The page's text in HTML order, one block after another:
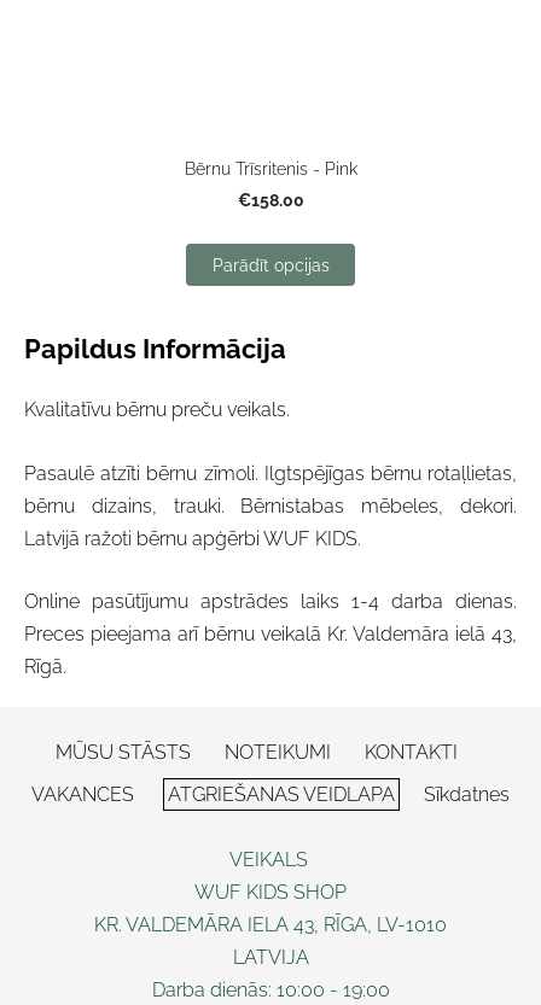
Papildus Informācija
Kvalitatīvu bērnu preču veikals.
Pasaulē atzīti bērnu zīmoli. Ilgtspējīgas bērnu rotaļlietas,
bērnu dizains, trauki. Bērnistabas mēbeles, dekori.
Latvijā ražoti bērnu apģērbi WUF KIDS.
Online pasūtījumu apstrādes laiks 1-4 darba dienas.
Preces pieejama arī bērnu veikalā Kr. Valdemāra ielā 43,
Rīgā.
Bērnu Trīsritenis - Pink
€158.00
Parādīt opcijas
MŪSU STĀSTS NOTEIKUMI
KONTAKTI
VAKANCES
ATGRIEŠANAS VEIDLAPA Sīkdatnes
VEIKALS
WUF KIDS SHOP
KR. VALDEMĀRA IELA 43, RĪGA, LV-1010
LATVIJA
Darba dienās: 10:00 - 19:00